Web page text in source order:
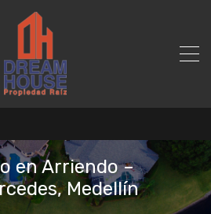
en Arriendo –
Medellín